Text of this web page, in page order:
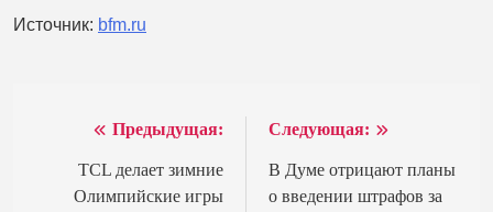
Источник: bfm.ru
НавигацияПредыдущая:
TCL делает зимние
Олимпийские игры
Следующая:
В Думе отрицают планы
о введении штрафов за